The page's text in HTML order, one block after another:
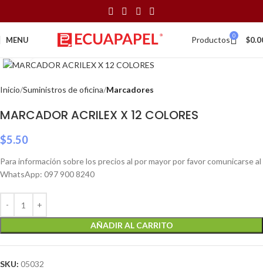
MENU Productos 0 $
Click to enlarge
Inicio Suministros de oficina Marcadores
MARCADOR ACRILEX X 12 COLORES
$5.50
Para información sobre los precios al por mayor por favor comunicarse al
WhatsApp: 097 900 8240
AÑADIR AL CARRITO
SKU: 05032